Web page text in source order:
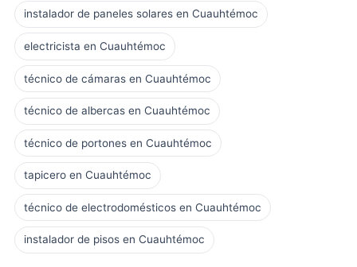
instalador de paneles solares en Cuauhtémoc
electricista en Cuauhtémoc
técnico de cámaras en Cuauhtémoc
técnico de albercas en Cuauhtémoc
técnico de portones en Cuauhtémoc
tapicero en Cuauhtémoc
técnico de electrodomésticos en Cuauhtémoc
instalador de pisos en Cuauhtémoc